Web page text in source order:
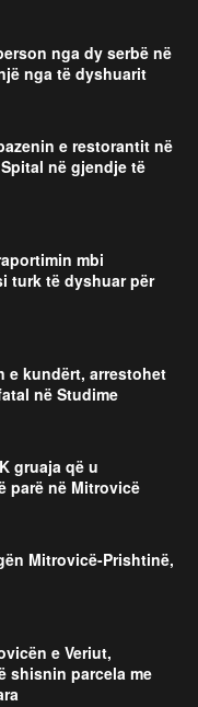
nga dy serbë në
nga të dyshuarit
e restorantit në
në gjendje të
mbi
turk të dyshuar për
e kundërt, arrestohet
në Studime
gruaja që u
parë në Mitrovicë
Mitrovicë-Prishtinë,
e Veriut,
shisnin parcela me